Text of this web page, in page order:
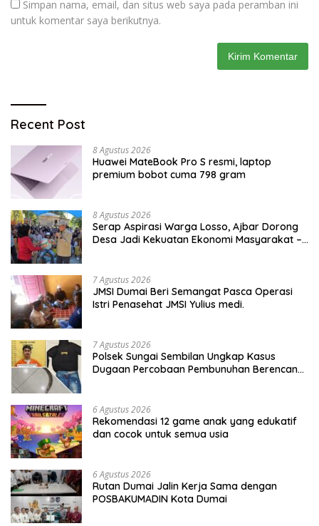
Simpan nama, email, dan situs web saya pada peramban ini
untuk komentar saya berikutnya.
Recent Post
8 Agustus 2026
Huawei MateBook Pro S resmi, laptop
premium bobot cuma 798 gram
8 Agustus 2026
Serap Aspirasi Warga Losso, Ajbar Dorong
Desa Jadi Kekuatan Ekonomi Masyarakat –
7 Agustus 2026
JMSI Dumai Beri Semangat Pasca Operasi
Istri Penasehat JMSI Yulius medi.
7 Agustus 2026
Polsek Sungai Sembilan Ungkap Kasus
Dugaan Percobaan Pembunuhan Berencana,
6 Agustus 2026
Rekomendasi 12 game anak yang edukatif
dan cocok untuk semua usia
6 Agustus 2026
Rutan Dumai Jalin Kerja Sama dengan
POSBAKUMADIN Kota Dumai